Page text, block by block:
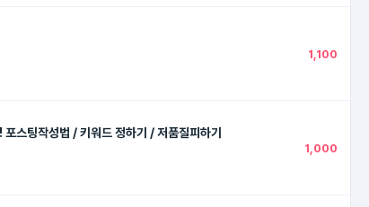
1,100
스팅작성법 / 키워드 정하기 / 저품질피하기
1,000